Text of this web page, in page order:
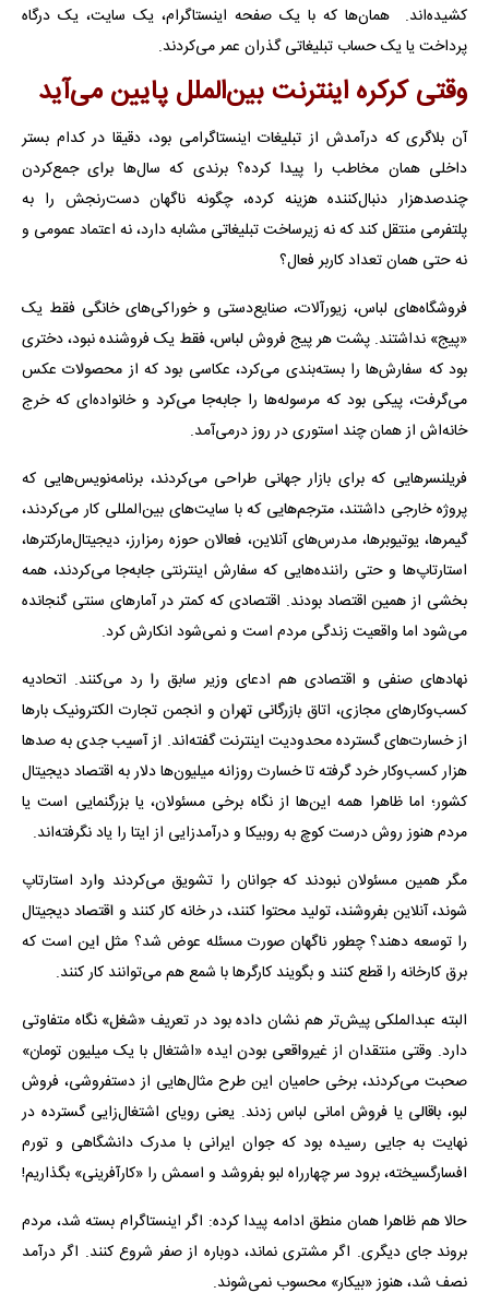
کشیده‌اند. همان‌ها که با یک صفحه اینستاگرام، یک سایت، یک درگاه
پرداخت یا یک حساب تبلیغاتی گذران عمر می‌کردند.
وقتی کرکره اینترنت بین‌الملل پایین می‌آید
آن بلاگری که درآمدش از تبلیغات اینستاگرامی بود، دقیقا در کدام بستر
داخلی همان مخاطب را پیدا کرده؟ برندی که سال‌ها برای جمع‌کردن
چندصدهزار دنبال‌کننده هزینه کرده، چگونه ناگهان دست‌رنجش را به
پلتفرمی منتقل کند که نه زیرساخت تبلیغاتی مشابه دارد، نه اعتماد عمومی و
نه حتی همان تعداد کاربر فعال؟
فروشگاه‌های لباس، زیورآلات، صنایع‌دستی و خوراکی‌های خانگی فقط یک
«پیج» نداشتند. پشت هر پیج فروش لباس، فقط یک فروشنده نبود، دختری
بود که سفارش‌ها را بسته‌بندی می‌کرد، عکاسی بود که از محصولات عکس
می‌گرفت، پیکی بود که مرسوله‌ها را جابه‌جا می‌کرد و خانواده‌ای که خرج
خانه‌اش از همان چند استوری در روز درمی‌آمد.
فریلنسرهایی که برای بازار جهانی طراحی می‌کردند، برنامه‌نویس‌هایی که
پروژه خارجی داشتند، مترجم‌هایی که با سایت‌های بین‌المللی کار می‌کردند،
گیمرها، یوتیوبرها، مدرس‌های آنلاین، فعالان حوزه رمزارز، دیجیتال‌مارکترها،
استارتاپ‌ها و حتی راننده‌هایی که سفارش اینترنتی جابه‌جا می‌کردند، همه
بخشی از همین اقتصاد بودند. اقتصادی که کمتر در آمارهای سنتی گنجانده
می‌شود اما واقعیت زندگی مردم است و نمی‌شود انکارش کرد.
نهادهای صنفی و اقتصادی هم ادعای وزیر سابق را رد می‌کنند. اتحادیه
کسب‌وکارهای مجازی، اتاق بازرگانی تهران و انجمن تجارت الکترونیک بارها
از خسارت‌های گسترده محدودیت اینترنت گفته‌اند. از آسیب جدی به صدها
هزار کسب‌وکار خرد گرفته تا خسارت روزانه میلیون‌ها دلار به اقتصاد دیجیتال
کشور؛ اما ظاهرا همه این‌ها از نگاه برخی مسئولان، یا بزرگنمایی است یا
مردم هنوز روش درست کوچ به روبیکا و درآمدزایی از ایتا را یاد نگرفته‌اند.
مگر همین مسئولان نبودند که جوانان را تشویق می‌کردند وارد استارتاپ
شوند، آنلاین بفروشند، تولید محتوا کنند، در خانه کار کنند و اقتصاد دیجیتال
را توسعه دهند؟ چطور ناگهان صورت مسئله عوض شد؟ مثل این است که
برق کارخانه را قطع کنند و بگویند کارگرها با شمع هم می‌توانند کار کنند.
البته عبدالملکی پیش‌تر هم نشان داده بود در تعریف «شغل» نگاه متفاوتی
دارد. وقتی منتقدان از غیرواقعی بودن ایده «اشتغال با یک میلیون تومان»
صحبت می‌کردند، برخی حامیان این طرح مثال‌هایی از دستفروشی، فروش
لبو، باقالی یا فروش امانی لباس زدند. یعنی رویای اشتغال‌زایی گسترده در
نهایت به جایی رسیده بود که جوان ایرانی با مدرک دانشگاهی و تورم
افسارگسیخته، برود سر چهارراه لبو بفروشد و اسمش را «کارآفرینی» بگذاریم!
حالا هم ظاهرا همان منطق ادامه پیدا کرده: اگر اینستاگرام بسته شد، مردم
بروند جای دیگری. اگر مشتری نماند، دوباره از صفر شروع کنند. اگر درآمد
نصف شد، هنوز «بیکار» محسوب نمی‌شوند.